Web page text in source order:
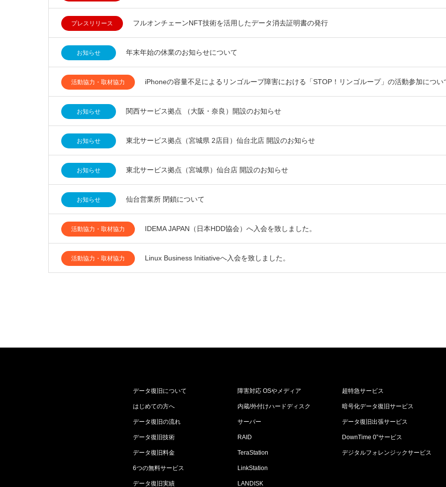
プレスリリース フルオンチェーンNFT技術を活用したデータ消去証明書の発行
お知らせ 年末年始の休業のお知らせについて
活動協力・取材協力 iPhoneの容量不足によるリンゴループ障害における「STOP！リンゴループ」の活動参加につい
お知らせ 関西サービス拠点 （大阪・奈良）開設のお知らせ
お知らせ 東北サービス拠点（宮城県 2店目）仙台北店 開設のお知らせ
お知らせ 東北サービス拠点（宮城県）仙台店 開設のお知らせ
お知らせ 仙台営業所 閉鎖について
活動協力・取材協力 IDEMA JAPAN（日本HDD協会）へ入会を致しました。
活動協力・取材協力 Linux Business Initiativeへ入会を致しました。
データ復旧について
はじめての方へ
データ復旧の流れ
データ復旧技術
データ復旧料金
6つの無料サービス
データ復旧実績
障害対応 OSやメディア
内蔵/外付けハードディスク
サーバー
RAID
TeraStation
LinkStation
LANDISK
超特急サービス
暗号化データ復旧サービス
データ復旧出張サービス
DownTime 0”サービス
デジタルフォレンジックサービス